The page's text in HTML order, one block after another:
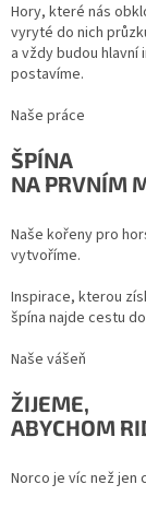
Hory, které nás
vyryté do nich
a vždy budou
postavíme.
Naše práce
ŠPÍNA
NA PRVNÍM
Naše kořeny pro
vytvoříme.
Inspirace, kterou
špína najde cestu
Naše vášeň
ŽIJEME,
ABYCHOM
Norco je víc než